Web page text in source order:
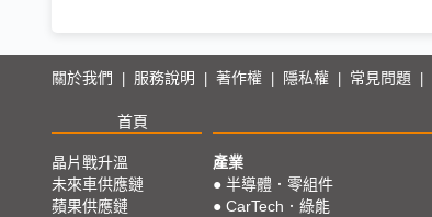
關於我們 服務說明 著作權 隱私權 常見問題
首頁
晶片戰升溫
未來車供應鏈
蘋果供應鏈
產業
● 半導體．零組件
● CarTech．綠能